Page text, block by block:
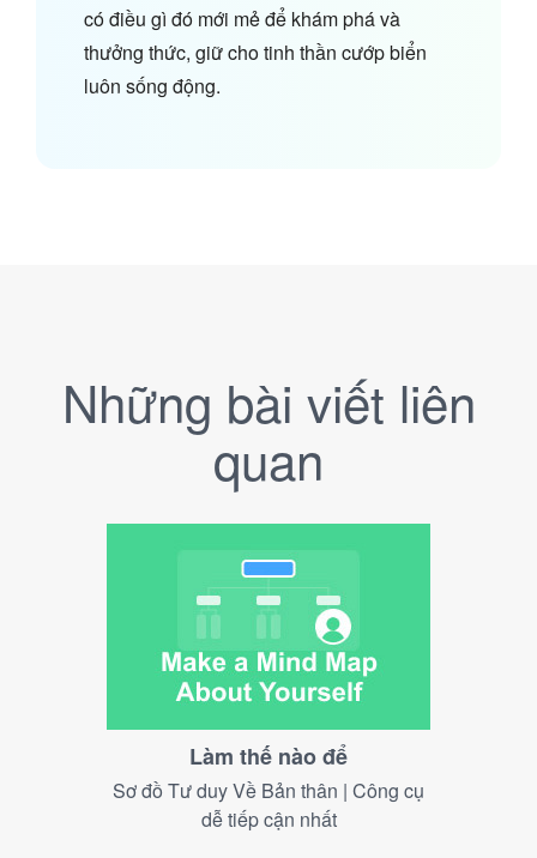
có điều gì đó mới mẻ để khám phá và
thưởng thức, giữ cho tinh thần cướp biển
luôn sống động.
Những bài viết liên
quan
Làm thế nào để
Sơ đồ Tư duy Về Bản thân | Công cụ
dễ tiếp cận nhất